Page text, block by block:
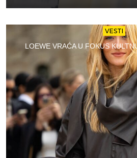
VESTI
LOEWE VRAĆA U FOKUS